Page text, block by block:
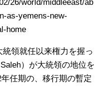
26/world/middleeast/ab
as-yemens-new-
home
領就任以来権力を握っ
）が大統領の地位を
任期の、移行期の暫定